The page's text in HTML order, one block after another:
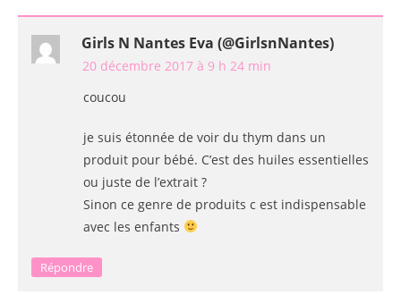
Girls N Nantes Eva (@GirlsnNantes)
20 décembre 2017 à 9 h 24 min
coucou
je suis étonnée de voir du thym dans un
produit pour bébé. C’est des huiles essentielles
ou juste de l’extrait ?
Sinon ce genre de produits c est indispensable
avec les enfants
Répondre